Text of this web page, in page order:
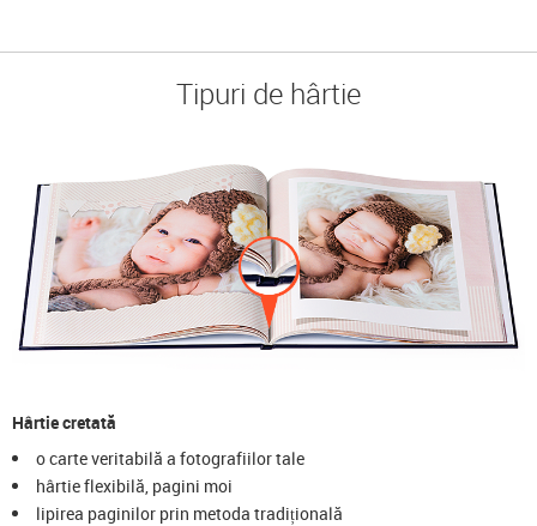
Tipuri de hârtie
Hârtie cretată
o carte veritabilă a fotografiilor tale
hârtie flexibilă, pagini moi
lipirea paginilor prin metoda tradițională